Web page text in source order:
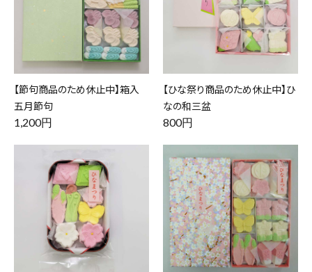
【節句商品のため休止中】箱入
五月節句
1,200円
【ひな祭り商品のため休止中】ひ
なの和三盆
800円